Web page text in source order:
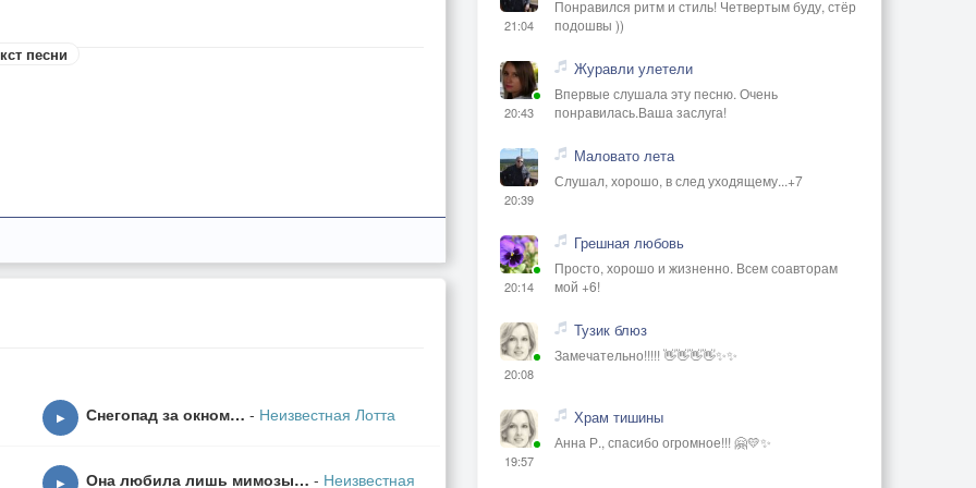
песни
▶ Снегопад за окном… - Неизвестная Лотта
▶ Она любила лишь мимозы… - Неизвестная
21:04
Понравился ритм и стиль! Четвертым буду, стёр
подошвы ))
20:43
Журавли улетели
Впервые слушала эту песню. Очень
понравилась.Ваша заслуга!
20:39
Маловато лета
Слушал, хорошо, в след уходящему...+7
20:14
Грешная любовь
Просто, хорошо и жизненно. Всем соавторам
мой +6!
20:08
Тузик блюз
Замечательно!!!!! 👋👋👋👋✨✨
19:57
Храм тишины
Анна Р., спасибо огромное!!! 🤗💛✨